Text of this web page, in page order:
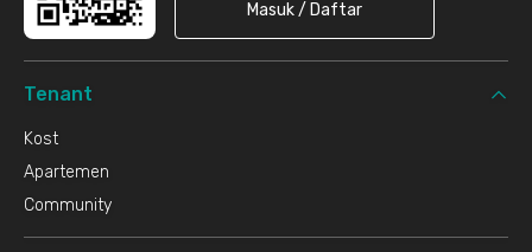
Masuk / Daftar
Tenant
Kost
Apartemen
Community